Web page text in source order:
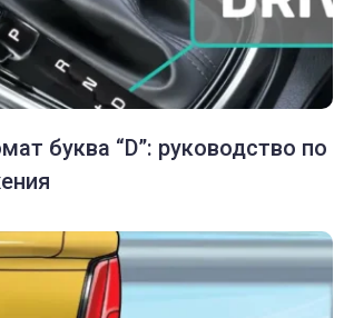
буква “D”: руководство по